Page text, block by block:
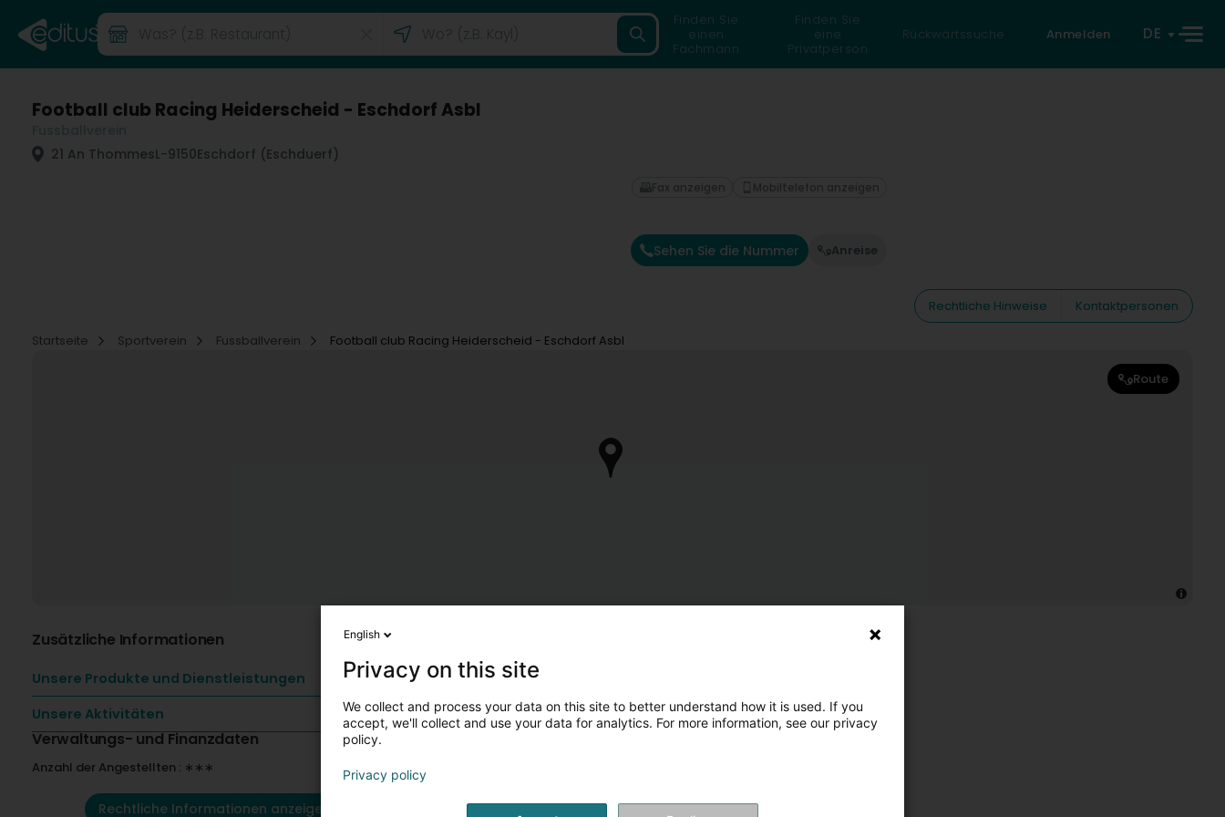
Finden Sie
einen
Fachmann
Finden Sie
eine
Privatperson
Rückwärtssuche Anmelden DE
Football club Racing Heiderscheid - Eschdorf Asbl
21 An ThommesL-9150Eschdorf (Eschduerf)
Sehen Sie die Nummer Anreise
Fax anzeigen Mobiltelefon anzeigen
Rechtliche Hinweise
Kontaktpersonen
Startseite
Sportverein Fussballverein Football club Racing Heiderscheid - Eschdorf Asbl
Route
Zusätzliche Informationen
Unsere Produkte und Dienstleistungen
Unsere Aktivitäten
Verwaltungs- und Finanzdaten
Anzahl der Angestellten : ∗∗∗
Rechtliche Informationen anzeigen
English
Privacy on this site
We collect and process your data on this site to better understand how it is used. If you
accept, we'll collect and use your data for analytics. For more information, see our privacy
policy.
Privacy policy